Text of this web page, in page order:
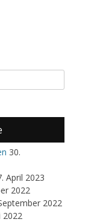
30.
April 2023
2022
2022
2022